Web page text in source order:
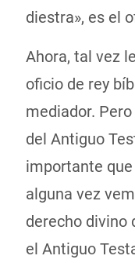
diestra», es el
Ahora, tal vez
oficio de rey
mediador.
del Antiguo
importante
alguna vez
derecho divino
el Antiguo